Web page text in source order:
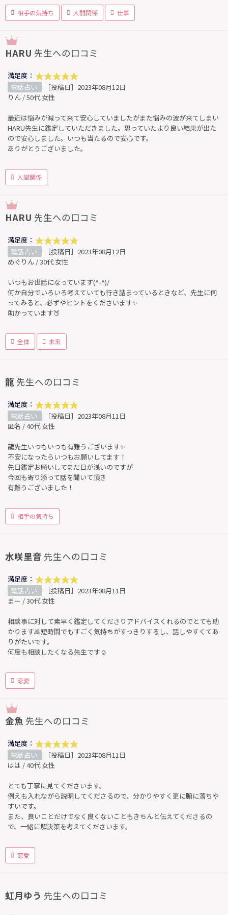
相手の気持ち 人間関係 仕事
HARU 先生への口コミ
満足度：
電話占い
［投稿日］2023年08月12日
りん / 50代 女性
最近は悩みが減って来て安心していましたがまた悩みの波が来てしまい
HARU先生に鑑定していただきました。思っていたより良い結果が出た
ので安心しました。いつも当たるので安心です。
ありがとうございました。
人間関係
HARU 先生への口コミ
満足度：
電話占い
［投稿日］2023年08月12日
めぐりん / 30代 女性
いつもお世話になっています(^-^)/
何か自分でいろいろ考えていても行き詰まっているときなど、先生に伺
ってみると、必ずやヒントをくださいます✨
助かっています🍑
全体 未来
龍 先生への口コミ
満足度：
電話占い
［投稿日］2023年08月11日
匿名 / 40代 女性
龍先生いつもいつも有難うございます✨
不安になったらいつもお願いしてます！
先日鑑定お願いしてまだ日が浅いのですが
今回も寄り添って話を聞いて頂き
有難うございました！
相手の気持ち
水咲里音 先生への口コミ
満足度：
電話占い
［投稿日］2023年08月11日
まー / 30代 女性
相談事に対して素早く鑑定してくださりアドバイスくれるのでとても助
かります🙇短時間でもすごく気持ちがすっきりするし、話しやすくてあ
りがたいです。
何度も相談したくなる先生です☺️
恋愛
金魚 先生への口コミ
満足度：
電話占い
［投稿日］2023年08月11日
はは / 40代 女性
とても丁寧に見てくださいます。
例えも入れながら説明してくださるので、分かりやすく更に腑に落ちや
すいです。
また、良いことだけでなく良くないこともきちんと伝えてくださるの
で、一緒に解決策を考えてくださいます。
恋愛
虹月ゆう 先生への口コミ